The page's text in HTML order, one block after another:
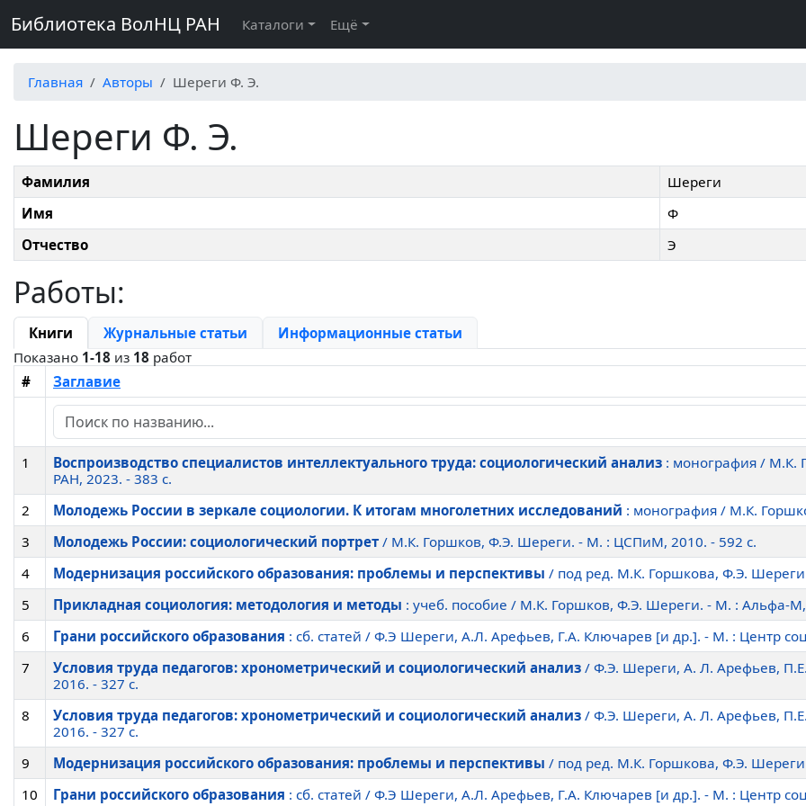
Библиотека ВолНЦ РАН Каталоги Ещё
Главная Авторы Шереги Ф. Э.
Шереги Ф. Э.
Фамилия
Шереги
Имя
Ф
Отчество
Э
Работы:
Книги Журнальные статьи
Информационные статьи
Показано 1-18 из 18 работ
#
Заглавие
1 Воспроизводство специалистов интеллектуального труда: социологический анализ : монография / М.К.
РАН, 2023. - 383 c.
2
Молодежь России в зеркале социологии. К итогам многолетних исследований : монография / М.К.
3
Молодежь России: социологический портрет / М.К. Горшков, Ф.Э. Шереги. - М. : ЦСПиМ, 2010. - 592 c.
4
Модернизация российского образования: проблемы и перспективы / под ред. М.К. Горшкова, Ф.Э.
5
Прикладная социология: методология и методы : учеб. пособие / М.К. Горшков, Ф.Э. Шереги. - М. : Альфа-М,
6
Грани российского образования : сб. статей / Ф.Э Шереги, А.Л. Арефьев, Г.А. Ключарев [и др.]. - М. : Центр
7
Условия труда педагогов: хронометрический и социологический анализ / Ф.Э. Шереги, А. Л. Арефьев,
2016. - 327 c.
8
Условия труда педагогов: хронометрический и социологический анализ / Ф.Э. Шереги, А. Л. Арефьев,
2016. - 327 c.
9
Модернизация российского образования: проблемы и перспективы / под ред. М.К. Горшкова, Ф.Э.
10
Грани российского образования : сб. статей / Ф.Э Шереги, А.Л. Арефьев, Г.А. Ключарев [и др.]. - М. : Центр